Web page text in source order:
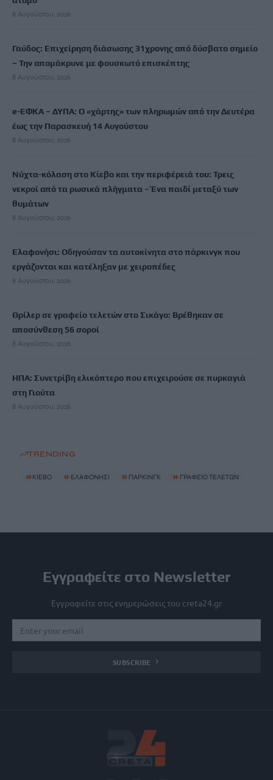
8 Αυγούστου, 2026
Γαύδος: Επιχείρηση διάσωσης 31χρονης από δύσβατο σημείο
– Την απομάκρυνε με φουσκωτό επισκέπτης
8 Αυγούστου, 2026
e-ΕΦΚΑ – ΔΥΠΑ: Ο «χάρτης» των πληρωμών από την Δευτέρα
έως την Παρασκευή 14 Αυγούστου
8 Αυγούστου, 2026
Νύχτα-κόλαση στο Κίεβο και την περιφέρειά του: Τρεις
νεκροί από τα ρωσικά πλήγματα – Ένα παιδί μεταξύ των
θυμάτων
8 Αυγούστου, 2026
Ελαφονήσι: Οδηγούσαν τα αυτοκίνητα στο πάρκινγκ που
εργάζονται και κατέληξαν με χειροπέδες
8 Αυγούστου, 2026
Θρίλερ σε γραφείο τελετών στο Σικάγο: Βρέθηκαν σε
αποσύνθεση 56 σοροί
8 Αυγούστου, 2026
ΗΠΑ: Συνετρίβη ελικόπτερο που επιχειρούσε σε πυρκαγιά
στη Γιούτα
8 Αυγούστου, 2026
TRENDING
# ΚΙΕΒΟ # ΕΛΑΦΟΝΗΣΙ # ΠΑΡΚΙΝΓΚ # ΓΡΑΦΕΙΟ ΤΕΛΕΤΩΝ
Εγγραφείτε στο Newsletter
Εγγραφείτε στις ενημερώσεις του creta24.gr
SUBSCRIBE